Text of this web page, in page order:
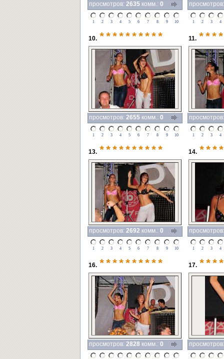
просмотров: 2635 комм.: 0
1 2 3 4 5 6 7 8 9 10 1 2 3 4
10. **********
просмотров: 2655 комм.: 0
1 2 3 4 5 6 7 8 9 10
11.
1 2 3 4
13. **********
просмотров: 2692 комм.: 0
1 2 3 4 5 6 7 8 9 10
14.
1 2 3 4
16. **********
просмотров: 2828 комм.: 0
17.